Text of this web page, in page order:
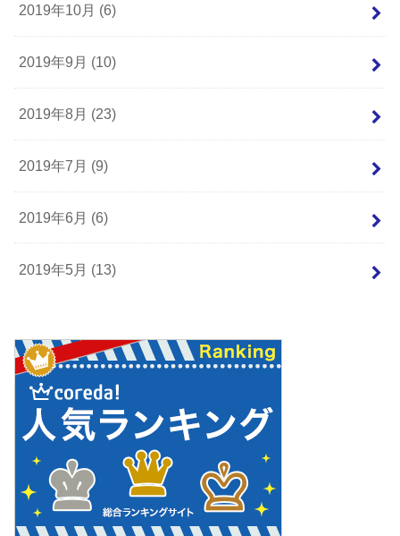
2019年10月 (6)
2019年9月 (10)
2019年8月 (23)
2019年7月 (9)
2019年6月 (6)
2019年5月 (13)